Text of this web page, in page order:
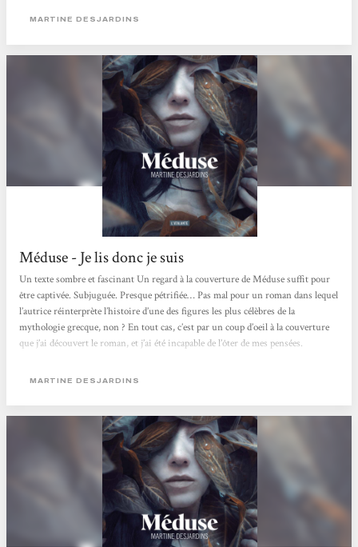
collection, extraordinaire roman de l'écrivaine québécoise Martine Desjardins,
MARTINE DESJARDINS
Méduse - Je lis donc je suis
Un texte sombre et fascinant Un regard à la couverture de Méduse suffit pour
être captivée. Subjuguée. Presque pétrifiée… Pas mal pour un roman dans lequel
l’autrice réinterprète l’histoire d’une des figures les plus célèbres de la
mythologie grecque, non ? En tout cas, c’est par un coup d’oeil à la couverture
que j’ai découvert le roman, et j’ai été incapable de l’ôter de mes pensées.
réécriture comme on en voit...
MARTINE DESJARDINS